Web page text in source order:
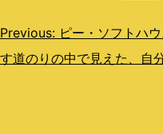
投
稿
Previous: ピー・ソフトハ
す道のりの中で見えた、自